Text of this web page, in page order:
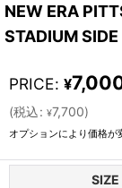
NEW ERA
STADIUM
PRICE: ¥
(税込: ¥7,700)
オプションにより価格が
SIZE